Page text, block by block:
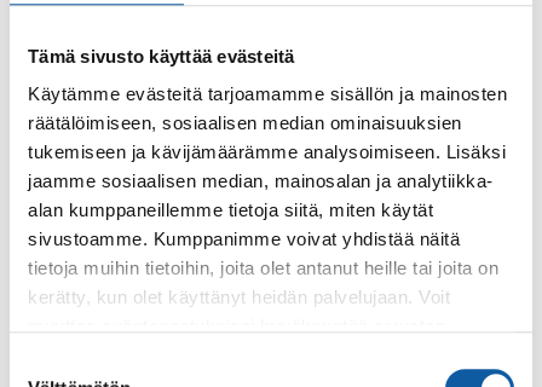
Tämä sivusto käyttää evästeitä
Käytämme evästeitä tarjoamamme sisällön ja mainosten
räätälöimiseen, sosiaalisen median ominaisuuksien
tukemiseen ja kävijämäärämme analysoimiseen. Lisäksi
jaamme sosiaalisen median, mainosalan ja analytiikka-
alan kumppaneillemme tietoja siitä, miten käytät
sivustoamme. Kumppanimme voivat yhdistää näitä
tietoja muihin tietoihin, joita olet antanut heille tai joita on
kerätty, kun olet käyttänyt heidän palvelujaan. Voit
Paimio-tieto
Tietoa Paimiosta
Karttapalvelu
Kuntakortti
Paimion mediapankki
Asiointi
Yhteystietohaku
Palvelupiste
Asiakirjojen
julkisuuskuvaus
Avoimet työpaikat